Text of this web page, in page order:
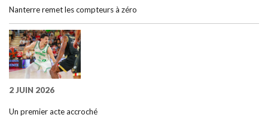
Nanterre remet les compteurs à zéro
2 JUIN 2026
Un premier acte accroché